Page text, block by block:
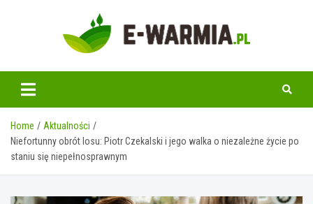
www.e-warmia.pl
Home
Aktualności
Niefortunny obrót losu: Piotr Czekalski i jego walka o niezależne życie po
staniu się niepełnosprawnym